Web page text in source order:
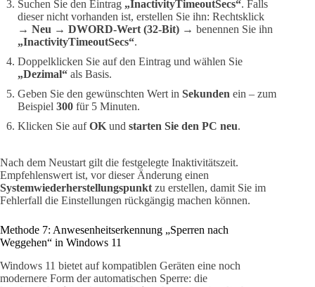
Suchen Sie den Eintrag „InactivityTimeoutSecs“. Falls
dieser nicht vorhanden ist, erstellen Sie ihn: Rechtsklick
→ Neu → DWORD-Wert (32-Bit) → benennen Sie ihn
„InactivityTimeoutSecs“.
Doppelklicken Sie auf den Eintrag und wählen Sie
„Dezimal“ als Basis.
Geben Sie den gewünschten Wert in Sekunden ein – zum
Beispiel 300 für 5 Minuten.
Klicken Sie aufOK und starten Sie den PC neu.
Nach dem Neustart gilt die festgelegte Inaktivitätszeit.
Empfehlenswert ist, vor dieser Änderung einen
Systemwiederherstellungspunkt zu erstellen, damit Sie im
Fehlerfall die Einstellungen rückgängig machen können.
Methode 7: Anwesenheitserkennung „Sperren nach
Weggehen“ in Windows 11
Windows 11 bietet auf kompatiblen Geräten eine noch
modernere Form der automatischen Sperre: die